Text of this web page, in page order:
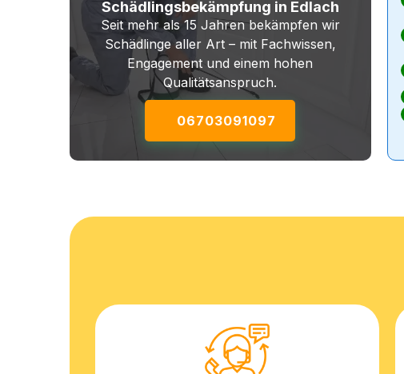
Schädlingsbekämpfung in Edlach
Seit mehr als 15 Jahren bekämpfen wir
Schädlinge aller Art – mit Fachwissen,
Engagement und einem hohen
Qualitätsanspruch.
06703091097